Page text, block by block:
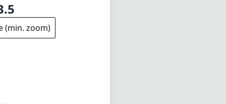
(min. zoom)